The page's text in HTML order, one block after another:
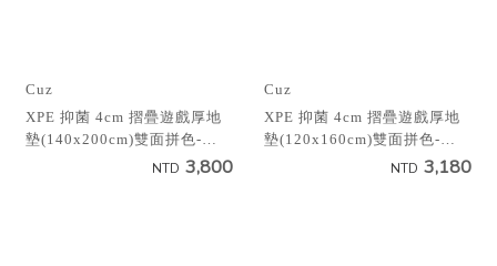
Cuz
XPE 抑菌 4cm 摺疊遊戲厚地
墊(140x200cm)雙面拼色-米
NTD 3,800
Cuz
XPE 抑菌 4cm 摺疊遊戲厚地
墊(120x160cm)雙面拼色-米
NTD 3,180